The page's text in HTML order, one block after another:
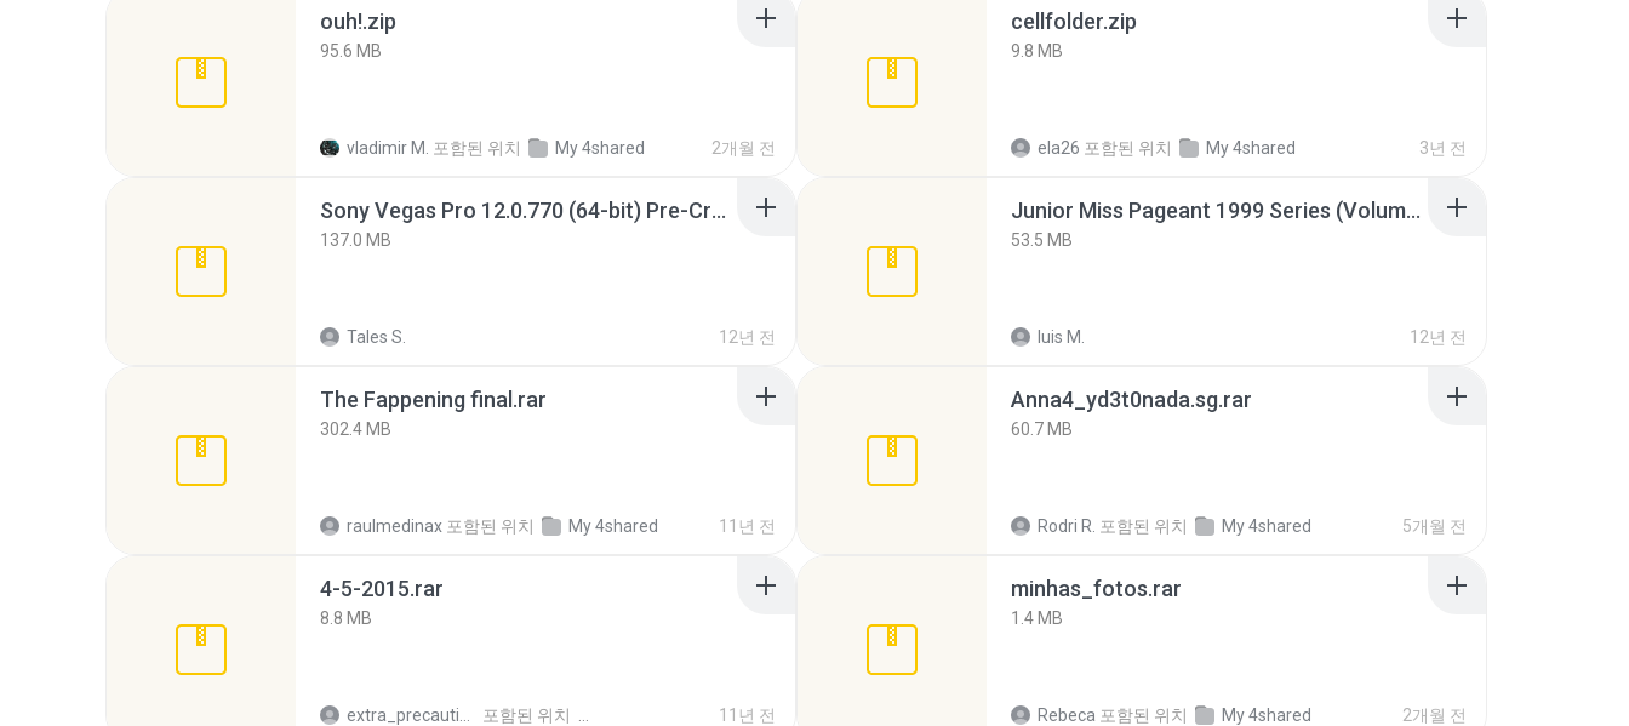
ouh!.zip
95.6 MB
vladimir M. 포함된 위치 My 4shared 2개월 전
cellfolder.zip
9.8 MB
ela26 포함된 위치 My 4shared 3년 전
Sony Vegas Pro 12.0.770 (64-bit) Pre-Cracked.zip
137.0 MB
Tales S. 12년 전
Junior Miss Pageant 1999 Series (Volume I Part I NC 6).7z
53.5 MB
luis M. 12년 전
The Fappening final.rar
302.4 MB
raulmedinax 포함된 위치 My 4shared 11년 전
Anna4_yd3t0nada.sg.rar
60.7 MB
Rodri R. 포함된 위치 My 4shared 5개월 전
4-5-2015.rar
8.8 MB
포함된 위치 11년 전
minhas_fotos.rar
1.4 MB
Rebeca 포함된 위치 My 4shared 2개월 전